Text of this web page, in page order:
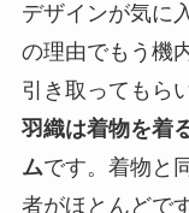
デザインが気に
の理由でもう機
引き取ってもら
羽織は着物を着
ムです。着物と
者がほとんどです